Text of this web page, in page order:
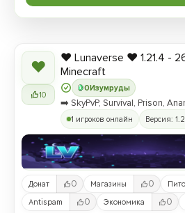
❤
10
0Изумруды
❤️ Lunaverse ❤️ 1.21.4 -
Minecraft
➡️ SkyPvP, Survival, Prison,
1 игроков онлайн Версия:
Донат 0 Магазины 0
Antispam 0 Экономика 0